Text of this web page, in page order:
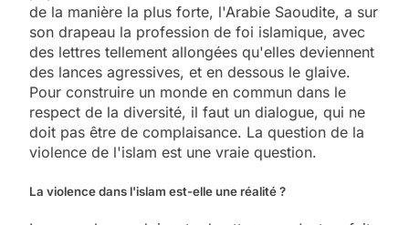
de la manière la plus forte, l'Arabie Saoudite, a sur
son drapeau la profession de foi islamique, avec
des lettres tellement allongées qu'elles deviennent
des lances agressives, et en dessous le glaive.
Pour construire un monde en commun dans le
respect de la diversité, il faut un dialogue, qui ne
doit pas être de complaisance. La question de la
violence de l'islam est une vraie question.
La violence dans l'islam est-elle une réalité ?